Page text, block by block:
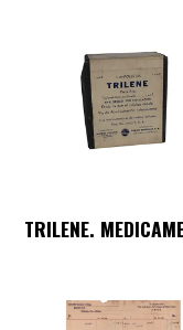
TRILENE.